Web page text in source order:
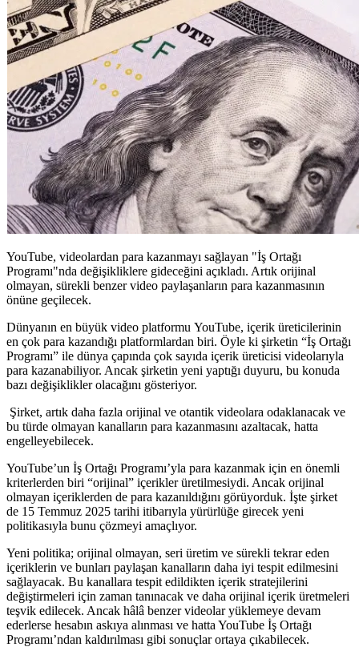
YouTube, videolardan para kazanmayı sağlayan "İş Ortağı
Programı"nda değişikliklere gideceğini açıkladı. Artık orijinal
olmayan, sürekli benzer video paylaşanların para kazanmasının
önüne geçilecek.
Dünyanın en büyük video platformu YouTube, içerik üreticilerinin
en çok para kazandığı platformlardan biri. Öyle ki şirketin “İş Ortağı
Programı” ile dünya çapında çok sayıda içerik üreticisi videolarıyla
para kazanabiliyor. Ancak şirketin yeni yaptığı duyuru, bu konuda
bazı değişiklikler olacağını gösteriyor.
Şirket, artık daha fazla orijinal ve otantik videolara odaklanacak ve
bu türde olmayan kanalların para kazanmasını azaltacak, hatta
engelleyebilecek.
YouTube’un İş Ortağı Programı’yla para kazanmak için en önemli
kriterlerden biri “orijinal” içerikler üretilmesiydi. Ancak orijinal
olmayan içeriklerden de para kazanıldığını görüyorduk. İşte şirket
de 15 Temmuz 2025 tarihi itibarıyla yürürlüğe girecek yeni
politikasıyla bunu çözmeyi amaçlıyor.
Yeni politika; orijinal olmayan, seri üretim ve sürekli tekrar eden
içeriklerin ve bunları paylaşan kanalların daha iyi tespit edilmesini
sağlayacak. Bu kanallara tespit edildikten içerik stratejilerini
değiştirmeleri için zaman tanınacak ve daha orijinal içerik üretmeleri
teşvik edilecek. Ancak hâlâ benzer videolar yüklemeye devam
ederlerse hesabın askıya alınması ve hatta YouTube İş Ortağı
Programı’ndan kaldırılması gibi sonuçlar ortaya çıkabilecek.